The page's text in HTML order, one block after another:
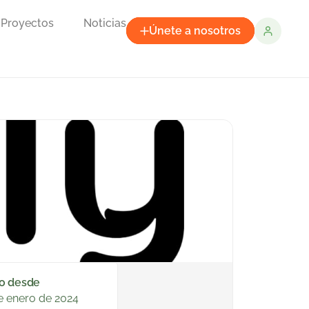
Proyectos Noticias
Únete a nosotros
desde
enero de 2024